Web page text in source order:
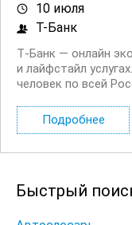
10 июля
Т-Банк
Т‑Банк — онлайн
и лайфстайл
человек по всей
будете делать:
депозитным
Подробнее
Быстрый